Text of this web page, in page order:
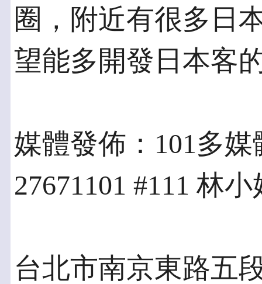
圈，附近有很多日
望能多開發日本客
媒體發佈：101多
27671101 #111 林小
台北市南京東路五